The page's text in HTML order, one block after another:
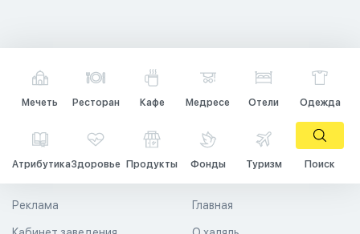
Мечеть Ресторан Кафе Медресе Отели Одежда
АтрибутикаЗдоровье Продукты Фонды Туризм Поиск
Главная
Реклама